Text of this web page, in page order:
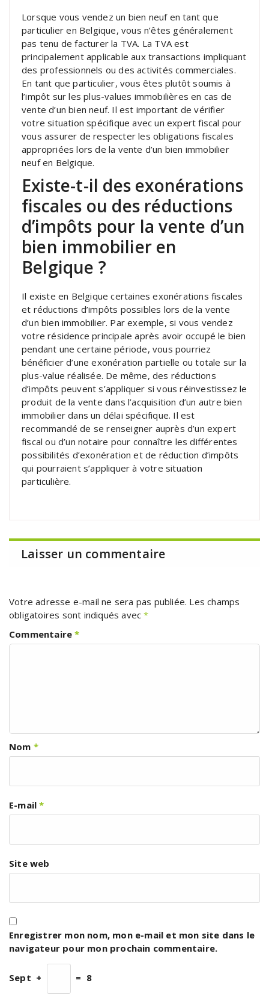
Lorsque vous vendez un bien neuf en tant que
particulier en Belgique, vous n’êtes généralement
pas tenu de facturer la TVA. La TVA est
principalement applicable aux transactions impliquant
des professionnels ou des activités commerciales.
En tant que particulier, vous êtes plutôt soumis à
l’impôt sur les plus-values immobilières en cas de
vente d’un bien neuf. Il est important de vérifier
votre situation spécifique avec un expert fiscal pour
vous assurer de respecter les obligations fiscales
appropriées lors de la vente d’un bien immobilier
neuf en Belgique.
Existe-t-il des exonérations
fiscales ou des réductions
d’impôts pour la vente d’un
bien immobilier en
Belgique ?
Il existe en Belgique certaines exonérations fiscales
et réductions d’impôts possibles lors de la vente
d’un bien immobilier. Par exemple, si vous vendez
votre résidence principale après avoir occupé le bien
pendant une certaine période, vous pourriez
bénéficier d’une exonération partielle ou totale sur la
plus-value réalisée. De même, des réductions
d’impôts peuvent s’appliquer si vous réinvestissez le
produit de la vente dans l’acquisition d’un autre bien
immobilier dans un délai spécifique. Il est
recommandé de se renseigner auprès d’un expert
fiscal ou d’un notaire pour connaître les différentes
possibilités d’exonération et de réduction d’impôts
qui pourraient s’appliquer à votre situation
particulière.
Laisser un commentaire
Votre adresse e-mail ne sera pas publiée. Les champs
obligatoires sont indiqués avec*
Commentaire*
Nom *
E-mail*
Site web
Enregistrer mon nom, mon e-mail et mon site dans le
navigateur pour mon prochain commentaire.
Sept + = 8